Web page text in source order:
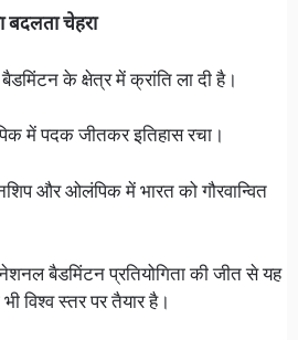
बदलता चेहरा
के क्षेत्र में क्रांति ला दी है।
में पदक जीतकर इतिहास रचा।
और ओलंपिक में भारत को गौरवान्वित
बैडमिंटन प्रतियोगिता की जीत से यह
विश्व स्तर पर तैयार है।